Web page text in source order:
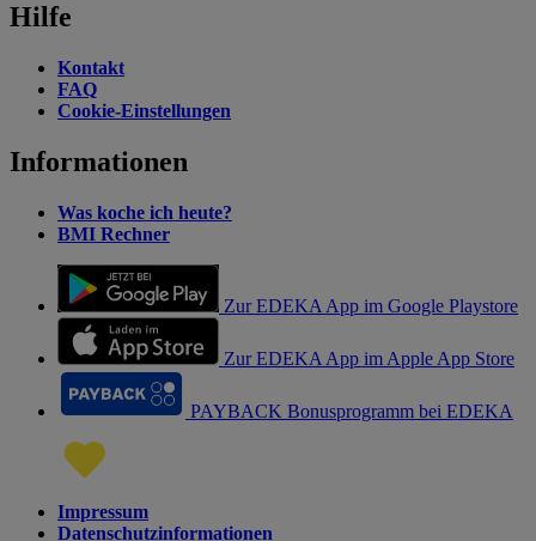
Hilfe
Kontakt
FAQ
Cookie-Einstellungen
Informationen
Was koche ich heute?
BMI Rechner
Zur EDEKA App im Google Playstore
Zur EDEKA App im Apple App Store
PAYBACK Bonusprogramm bei EDEKA
Impressum
Datenschutzinformationen